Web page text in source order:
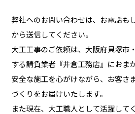
弊社へのお問い合わせは、お電話も
から送信してください。
大工工事のご依頼は、大阪府貝塚市
する請負業者『井倉工務店』におま
安全な施工を心がけながら、お客さ
づくりをお届けいたします。
また現在、大工職人として活躍して